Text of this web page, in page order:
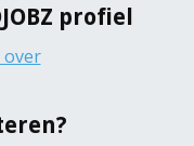
profiel
over